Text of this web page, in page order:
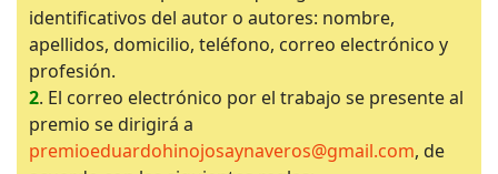
identificativos del autor o autores: nombre,
apellidos, domicilio, teléfono, correo electrónico y
profesión.
2. El correo electrónico por el trabajo se presente al
premio se dirigirá a
premioeduardohinojosaynaveros@gmail.com, de